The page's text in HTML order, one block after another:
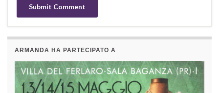
ARMANDA HA PARTECIPATO A